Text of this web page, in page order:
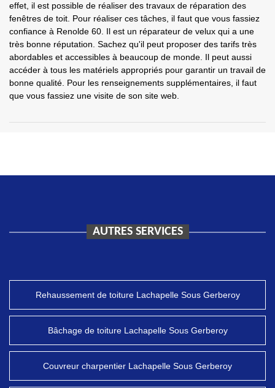
effet, il est possible de réaliser des travaux de réparation des
fenêtres de toit. Pour réaliser ces tâches, il faut que vous fassiez
confiance à Renolde 60. Il est un réparateur de velux qui a une
très bonne réputation. Sachez qu'il peut proposer des tarifs très
abordables et accessibles à beaucoup de monde. Il peut aussi
accéder à tous les matériels appropriés pour garantir un travail de
bonne qualité. Pour les renseignements supplémentaires, il faut
que vous fassiez une visite de son site web.
AUTRES SERVICES
Rehaussement de toiture Lachapelle Sous Gerberoy
Bâchage de toiture Lachapelle Sous Gerberoy
Couvreur charpentier Lachapelle Sous Gerberoy